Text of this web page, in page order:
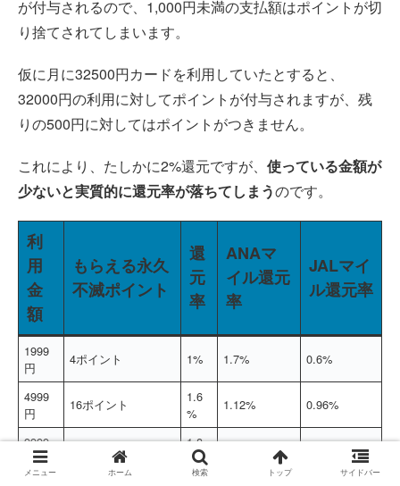
が付与されるので、1,000円未満の支払額はポイントが切
り捨てされてしまいます。
仮に月に32500円カードを利用していたとすると、
32000円の利用に対してポイントが付与されますが、残
りの500円に対してはポイントがつきません。
これにより、たしかに2%還元ですが、 使っている金額が
少ないと実質的に還元率が落ちてしまうのです。
利
用
金
額
もらえる永久
不滅ポイント
還
元
率
ANAマ
イル還元
率
JALマイ
ル還元率
1999
円
4ポイント 1% 1.7% 0.6%
4999
円
16ポイント
1.6
%
1.12% 0.96%
9999
円
36ポイント
1.8
%
メニュー ホーム 検索 トップ サイドバー